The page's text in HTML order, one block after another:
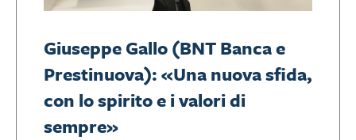
Giuseppe Gallo (BNT Banca e
Prestinuova): «Una nuova sfida,
con lo spirito e i valori di
sempre»